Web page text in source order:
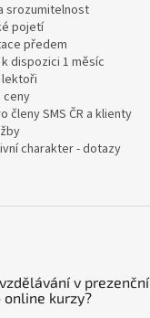
srozumitelnost
pojetí
předem
dispozici 1 měsíc
ceny
členy SMS ČR a klienty
charakter - dotazy
v prezenční
kurzy?